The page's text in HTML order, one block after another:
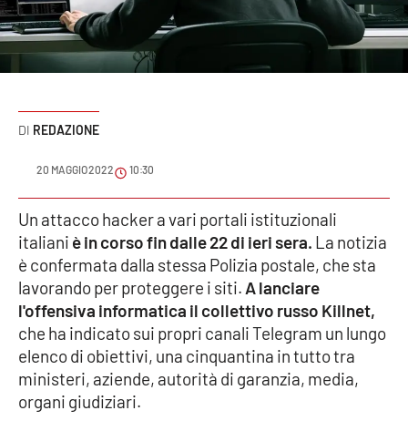
Sanità
Sport
Meteo
Editoriali
VIDEO
Ambiente
Cronaca
REDAZIONE
20 MAGGIO 2022 10:30
Un attacco hacker a vari portali istituzionali
italiani è in corso fin dalle 22 di ieri sera. La notizia
è confermata dalla stessa Polizia postale, che sta
lavorando per proteggere i siti. A lanciare
l'offensiva informatica il collettivo russo Killnet,
che ha indicato sui propri canali Telegram un lungo
elenco di obiettivi, una cinquantina in tutto tra
ministeri, aziende, autorità di garanzia, media,
organi giudiziari.